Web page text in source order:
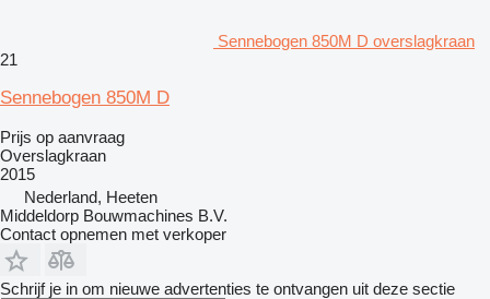
Sennebogen 850M D overslagkraan
21
Sennebogen 850M D
Prijs op aanvraag
Overslagkraan
2015
Nederland, Heeten
Middeldorp Bouwmachines B.V.
Contact opnemen met verkoper
Schrijf je in om nieuwe advertenties te ontvangen uit deze sectie